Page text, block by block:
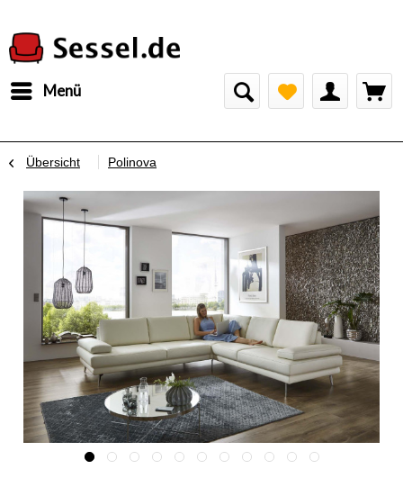
Menü
Übersicht Polinova